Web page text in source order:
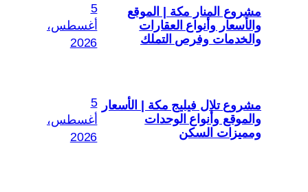
مشروع المنار مكة | الموقع
والأسعار وأنواع العقارات
والخدمات وفرص التملك
5
أغسطس،
2026
مشروع تلال فيليج مكة | الأسعار
والموقع وأنواع الوحدات
ومميزات السكن
5
أغسطس،
2026